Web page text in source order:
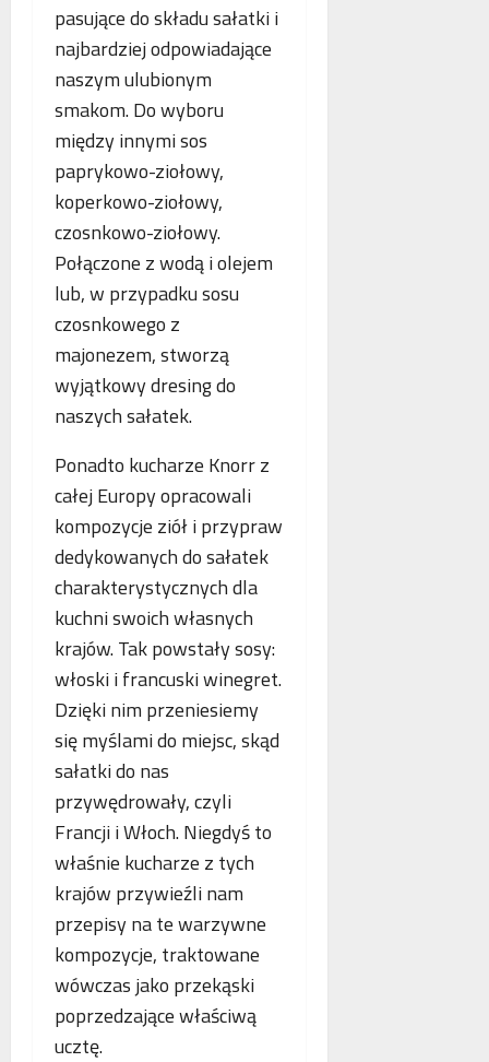
pasujące do składu sałatki i
najbardziej odpowiadające
naszym ulubionym
smakom. Do wyboru
między innymi sos
paprykowo-ziołowy,
koperkowo-ziołowy,
czosnkowo-ziołowy.
Połączone z wodą i olejem
lub, w przypadku sosu
czosnkowego z
majonezem, stworzą
wyjątkowy dresing do
naszych sałatek.
Ponadto kucharze Knorr z
całej Europy opracowali
kompozycje ziół i przypraw
dedykowanych do sałatek
charakterystycznych dla
kuchni swoich własnych
krajów. Tak powstały sosy:
włoski i francuski winegret.
Dzięki nim przeniesiemy
się myślami do miejsc, skąd
sałatki do nas
przywędrowały, czyli
Francji i Włoch. Niegdyś to
właśnie kucharze z tych
krajów przywieźli nam
przepisy na te warzywne
kompozycje, traktowane
wówczas jako przekąski
poprzedzające właściwą
ucztę.